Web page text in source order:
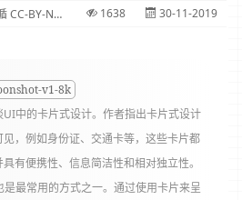
NC-SA 协议 1638 30-11-2019
v1-8k
UI中的卡片式设计。作者指出卡片式设计
，例如身份证、交通卡等，这些卡片都
有便携性、信息简洁性和相对独立性。
最常用的方式之一。通过使用卡片来呈